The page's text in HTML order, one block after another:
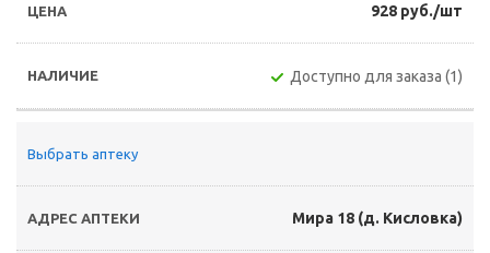
928 руб./шт
Доступно для заказа (1)
Выбрать аптеку
Мира 18 (д. Кисловка)